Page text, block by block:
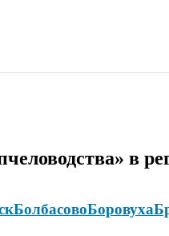
в
БолбасовоБоровуха